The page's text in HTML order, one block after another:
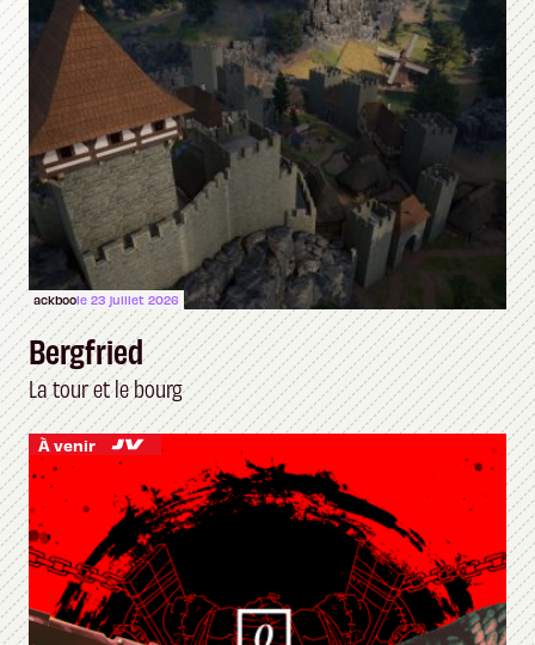
ackboole 23 juillet 2026
Bergfried
La tour et le bourg
À venir